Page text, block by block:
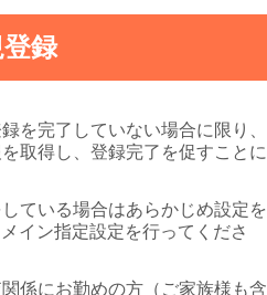
録
を完了していない場合に限り、
取得し、登録完了を促すことに
ている場合はあらかじめ設定を
イン指定設定を行ってくださ
係にお勤めの方（ご家族様も含